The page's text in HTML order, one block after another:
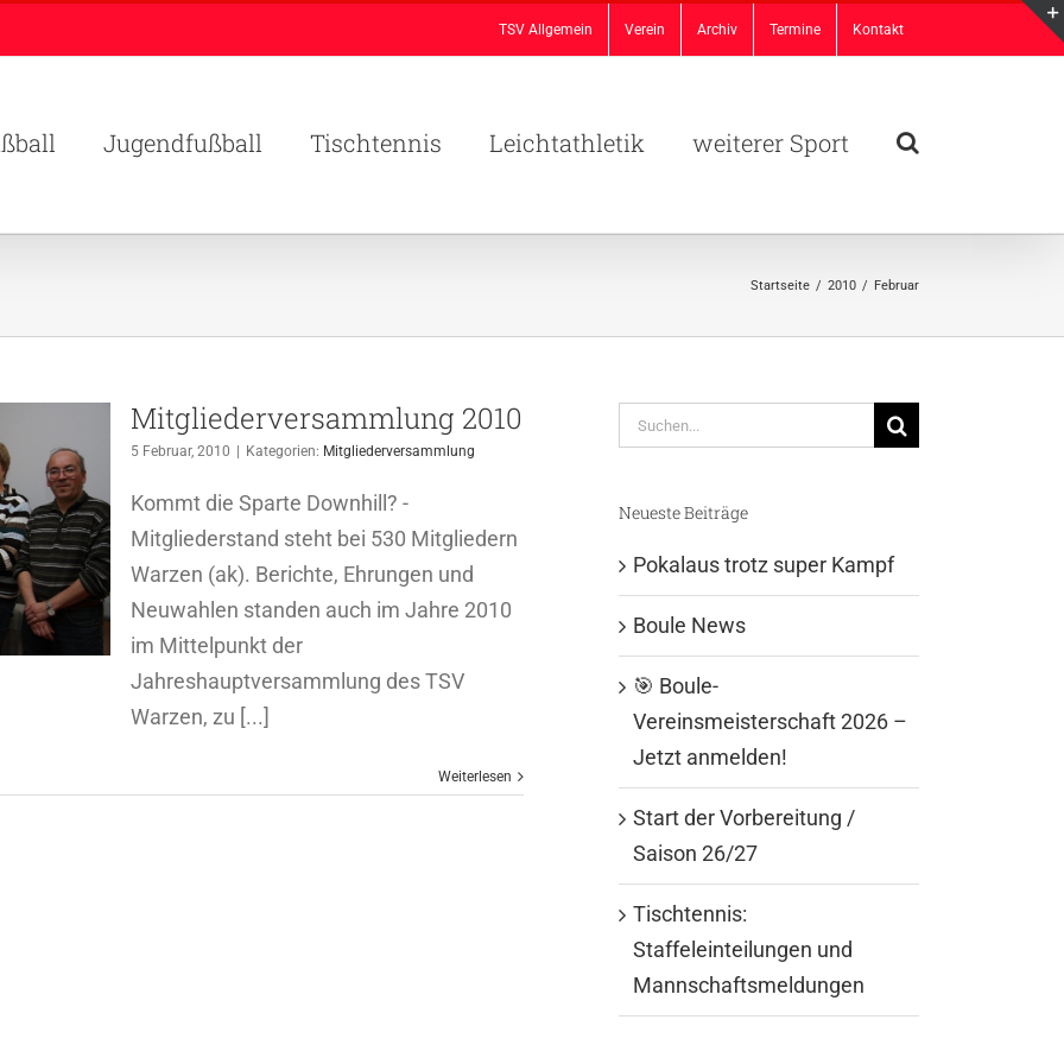
TSV Allgemein Verein Archiv Termine Kontakt
Jugendfußball Tischtennis Leichtathletik weiterer Sport
Startseite / 2010 / Februar
Mitgliederversammlung 2010
5 Februar, 2010 Kategorien: Mitgliederversammlung
Kommt die Sparte Downhill? -
Mitgliederstand steht bei 530 Mitgliedern
Warzen (ak). Berichte, Ehrungen und
Neuwahlen standen auch im Jahre 2010
im Mittelpunkt der
Jahreshauptversammlung des TSV
Warzen, zu [...]
Weiterlesen
Suche
nach:
Neueste Beiträge
Pokalaus trotz super Kampf
Boule News
🎯 Boule-
Vereinsmeisterschaft 2026 –
Jetzt anmelden!
Start der Vorbereitung /
Saison 26/27
Tischtennis:
Staffeleinteilungen und
Mannschaftsmeldungen